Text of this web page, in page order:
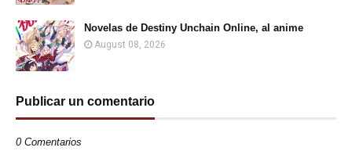
Novelas de Destiny Unchain Online, al anime
August 08, 2026
Publicar un comentario
0 Comentarios